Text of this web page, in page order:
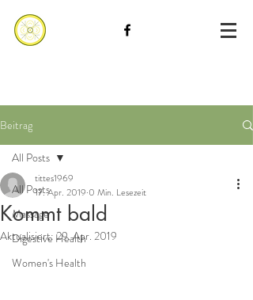
Beitrag
All Posts
Massage
Digestive Health
Women's Health
All Posts
Kommt bald
tittes1969
17. Apr. 2019 0 Min. Lesezeit
Aktualisiert: 29. Apr. 2019